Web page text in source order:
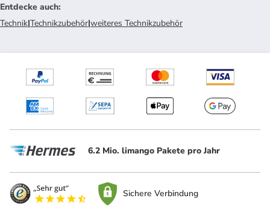
Entdecke auch:
Technik|Technikzubehör|weiteres Technikzubehör
6.2 Mio. limango Pakete pro Jahr
Sichere Verbindung